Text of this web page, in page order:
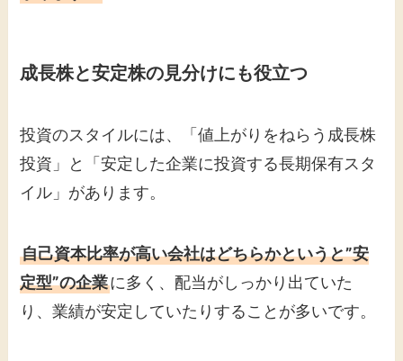
成長株と安定株の見分けにも役立つ
投資のスタイルには、「値上がりをねらう成長株
投資」と「安定した企業に投資する長期保有スタ
イル」があります。
自己資本比率が高い会社はどちらかというと”安
定型”の企業に多く、配当がしっかり出ていた
り、業績が安定していたりすることが多いです。